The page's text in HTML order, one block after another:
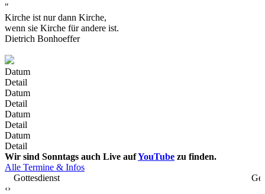
"
Kirche ist nur dann Kirche,
wenn sie Kirche für andere ist.
Dietrich Bonhoeffer
Datum
Detail
Datum
Detail
Datum
Detail
Datum
Detail
Wir sind Sonntags auch Live aufYouTube zu finden.
Alle Termine & Infos
Gottesdienst
‹›